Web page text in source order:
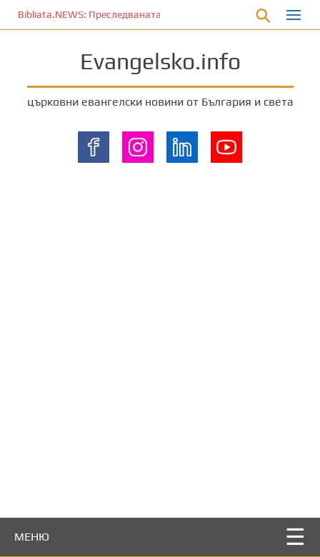
е
Bibliata.NEWS: Преследваната църква [8 август 2026]
Evangelsko.info
църковни евангелски новини от България и света
МЕНЮ